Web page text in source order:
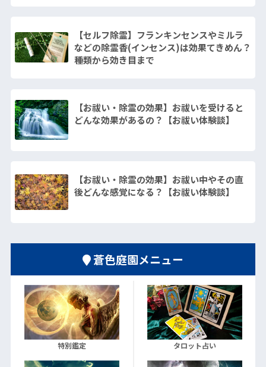
【セルフ除霊】フランキンセンスやミルラ
などの除霊香(インセンス)は効果てきめん？
種類から効き目まで
【お祓い・除霊の効果】お祓いを受けると
どんな効果があるの？【お祓い体験談】
【お祓い・除霊の効果】お祓い中やその直
後どんな感覚になる？【お祓い体験談】
蒼色庭園メニュー
特別鑑定 タロット占い